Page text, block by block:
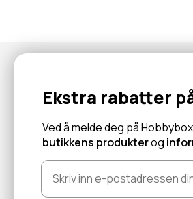
Abonner for å motta tilbud og
Les mer
Ekstra rabatter
Ved å melde deg på
butikkens produkterog